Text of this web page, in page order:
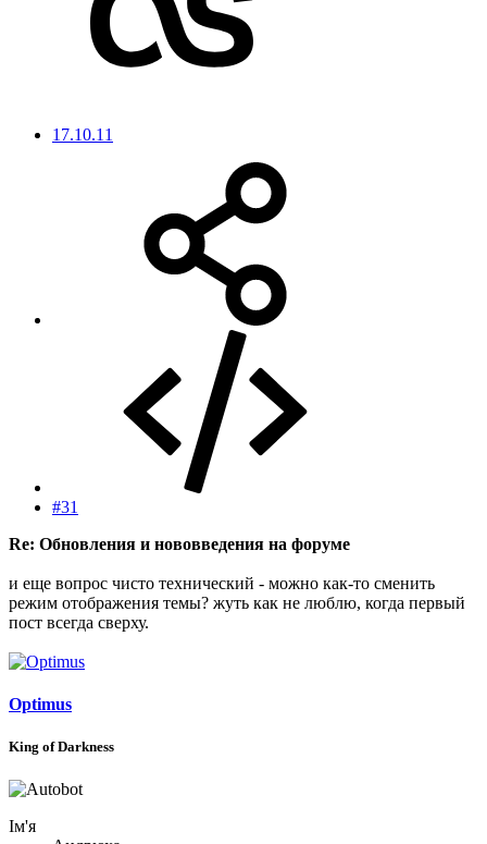
17.10.11
#31
Re: Обновления и нововведения на форуме
и еще вопрос чисто технический - можно как-то сменить
режим отображения темы? жуть как не люблю, когда первый
пост всегда сверху.
Optimus
King of Darkness
Ім'я